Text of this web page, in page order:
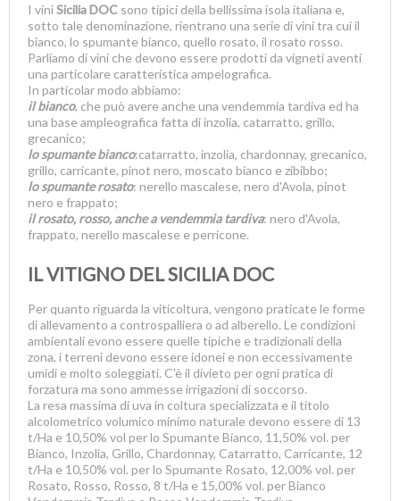
I viniSicilia DOC sono tipici della bellissima isola italiana e,
sotto tale denominazione, rientrano una serie di vini tra cui il
bianco, lo spumante bianco, quello rosato, il rosato rosso.
Parliamo di vini che devono essere prodotti da vigneti aventi
una particolare caratteristica ampelografica.
In particolar modo abbiamo:
il bianco, che può avere anche una vendemmia tardiva ed ha
una base ampleografica fatta di inzolia, catarratto, grillo,
grecanico;
lo spumante bianco:catarratto, inzolia, chardonnay, grecanico,
grillo, carricante, pinot nero, moscato bianco e zibibbo;
lo spumante rosato: nerello mascalese, nero d'Avola, pinot
nero e frappato;
il rosato, rosso, anche a vendemmia tardiva: nero d'Avola,
frappato, nerello mascalese e perricone.
IL VITIGNO DEL SICILIA DOC
Per quanto riguarda la viticoltura, vengono praticate le forme
di allevamento a controspalliera o ad alberello. Le condizioni
ambientali evono essere quelle tipiche e tradizionali della
zona, i terreni devono essere idonei e non eccessivamente
umidi e molto soleggiati. C'è il divieto per ogni pratica di
forzatura ma sono ammesse irrigazioni di soccorso.
La resa massima di uva in coltura specializzata e il titolo
alcolometrico volumico minimo naturale devono essere di 13
t/Ha e 10,50% vol per lo Spumante Bianco, 11,50% vol. per
Bianco, Inzolia, Grillo, Chardonnay, Catarratto, Carricante, 12
t/Ha e 10,50% vol. per lo Spumante Rosato, 12,00% vol. per
Rosato, Rosso, Rosso, 8 t/Ha e 15,00% vol. per Bianco